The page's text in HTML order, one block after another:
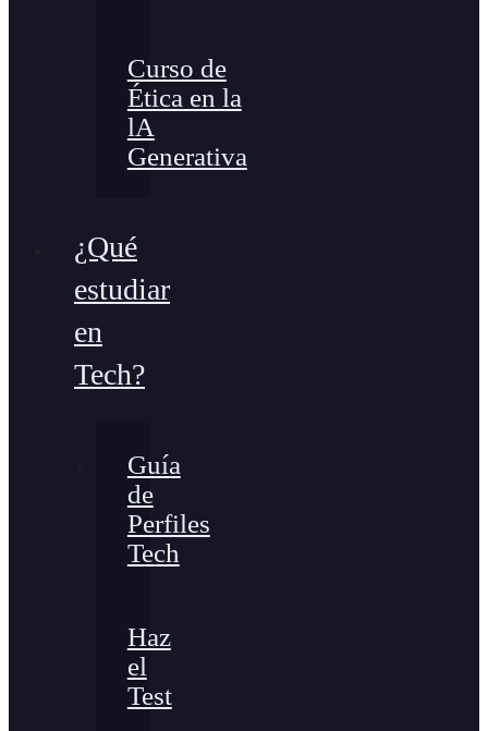
Curso de
Ética en la
lA
Generativa
¿Qué
estudiar
en
Tech?
Guía
de
Perfiles
Tech
Haz
el
Test